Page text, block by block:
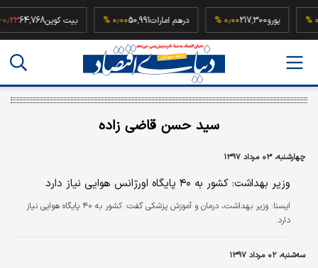
۰٫۰۰ % یورو217,300۰٫۰۰ % درهم امارات50,991۰٫۰۰ % بیت کوین
سید حسن قاضی زاده
چهارشنبه، ۰۳ مرداد ۱۳۹۷
وزیر بهداشت: کشور به ۴۰ پایگاه اورژانس هوایی نیاز دارد
ايسنا:
وزیر بهداشت، درمان و آموزش پزشکی گفت: کشور به ۴۰ پایگاه هوایی نیاز
دارد.
سه‌شنبه، ۰۲ مرداد ۱۳۹۷